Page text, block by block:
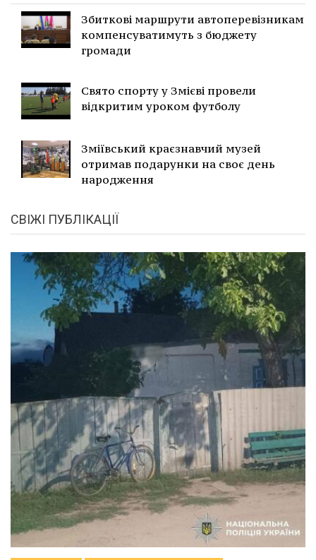
Збиткові маршрути автоперевізникам
компенсуватимуть з бюджету
громади
Свято спорту у Змієві провели
відкритим уроком футболу
Зміївський краєзнавчий музей
отримав подарунки на своє день
народження
СВІЖІ ПУБЛІКАЦІЇ